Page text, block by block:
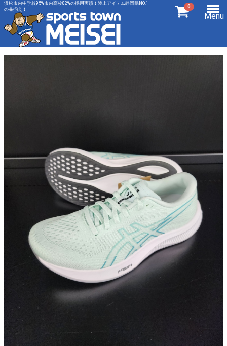
浜松市内中学校95%市内高校82%の採用実績！陸上アイテム静岡県NO.1
の品揃え！
0
Menu